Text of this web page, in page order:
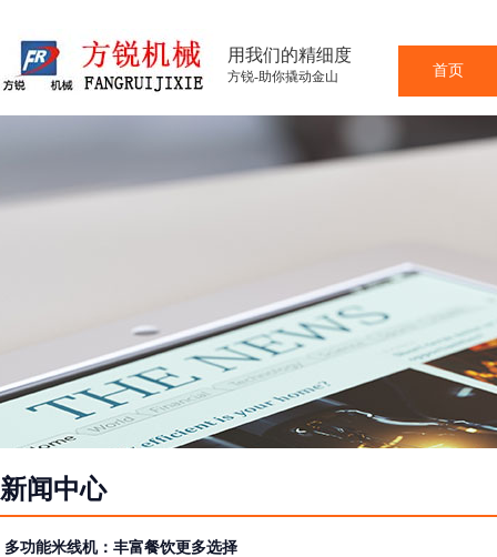
用我们的精细度
方锐-助你撬动金山 首页
新闻中心
多功能米线机：丰富餐饮更多选择